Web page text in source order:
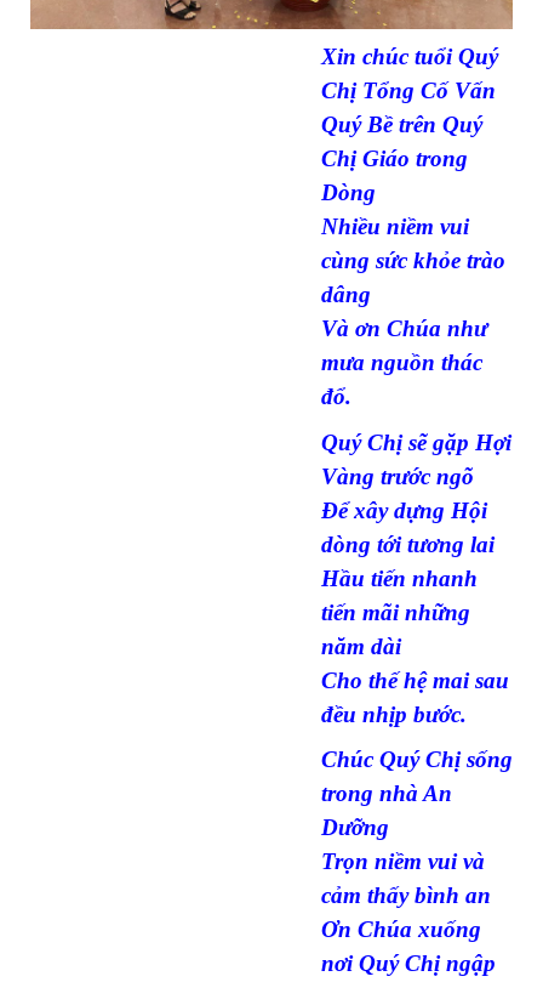
Xin chúc tuổi Quý
Chị Tổng Cố Vấn
Quý Bề trên Quý
Chị Giáo trong
Dòng
Nhiều niềm vui
cùng sức khỏe trào
dâng
Và ơn Chúa như
mưa nguồn thác
đổ.
Quý Chị sẽ gặp Hợi
Vàng trước ngõ
Để xây dựng Hội
dòng tới tương lai
Hầu tiến nhanh
tiến mãi những
năm dài
Cho thế hệ mai sau
đều nhịp bước.
Chúc Quý Chị sống
trong nhà An
Dưỡng
Trọn niềm vui và
cảm thấy bình an
Ơn Chúa xuống
nơi Quý Chị ngập